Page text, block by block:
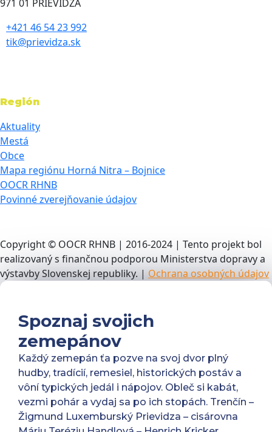
971 01 PRIEVIDZA
+421 46 54 23 992
tik@prievidza.sk
Región
Aktuality
Mestá
Obce
Mapa regiónu Horná Nitra – Bojnice
OOCR RHNB
Povinné zverejňovanie údajov
Copyright © OOCR RHNB | 2016-2024 | Tento projekt bol
realizovaný s finančnou podporou Ministerstva dopravy a
výstavby Slovenskej republiky. | Ochrana osobných údajov
Spoznaj svojich
zemepánov
Každý zemepán ťa pozve na svoj dvor plný
hudby, tradícií, remesiel, historických postáv a
vôní typických jedál i nápojov. Obleč si kabát,
vezmi pohár a vydaj sa po ich stopách. Trenčín –
Žigmund Luxemburský Prievidza – cisárovna